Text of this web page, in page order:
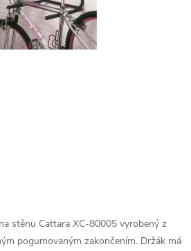
stěnu Cattara XC-80005 vyrobený z
pogumovaným zakončením. Držák má